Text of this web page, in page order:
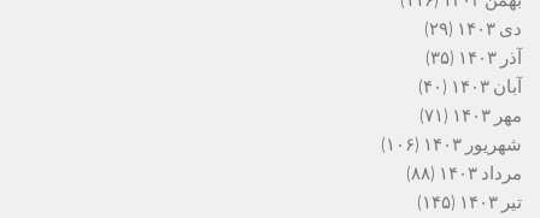
دی ۱۴۰۳
(۲۹)
آذر ۱۴۰۳
(۳۵)
آبان ۱۴۰۳
(۴۰)
مهر ۱۴۰۳
(۷۱)
شهریور ۱۴۰۳
(۱۰۶)
مرداد ۱۴۰۳
(۸۸)
تیر ۱۴۰۳
(۱۴۵)